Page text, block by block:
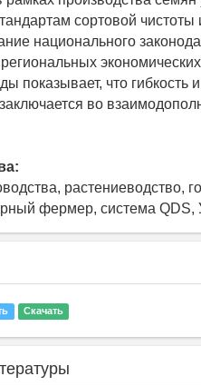
сортовой чистоты
национального
региональных
показывает, что
во
растениеводство,
фермер, система QDS,
Скачать